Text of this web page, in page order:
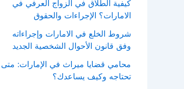
كيفية الطلاق في الزواج العرفي في
الامارات؟ الإجراءات والحقوق
شروط الخلع في الامارات وإجراءاته
وفق قانون الأحوال الشخصية الجديد
محامي قضايا ميراث في الإمارات: متى
تحتاجه وكيف يساعدك؟